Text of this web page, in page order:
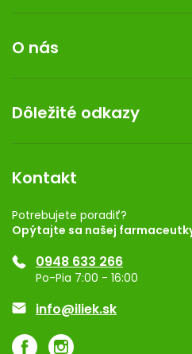
Reklamácia a vrátenie tovaru
Doprava a platba
Darček k nákupu
O nás
Kontakt
Dermocentrum
Dôležité odkazy
Rozhodnutie na prevádzku
Registrácia
Ponuka pre firmy
Značky
Kontakt
Potrebujete poradiť?
Opýtajte sa našej
0948 633 266
Po-Pia 7:00 - 16:00
info@iliek.sk